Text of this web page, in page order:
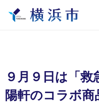
９月９日は「
陽軒のコラボ